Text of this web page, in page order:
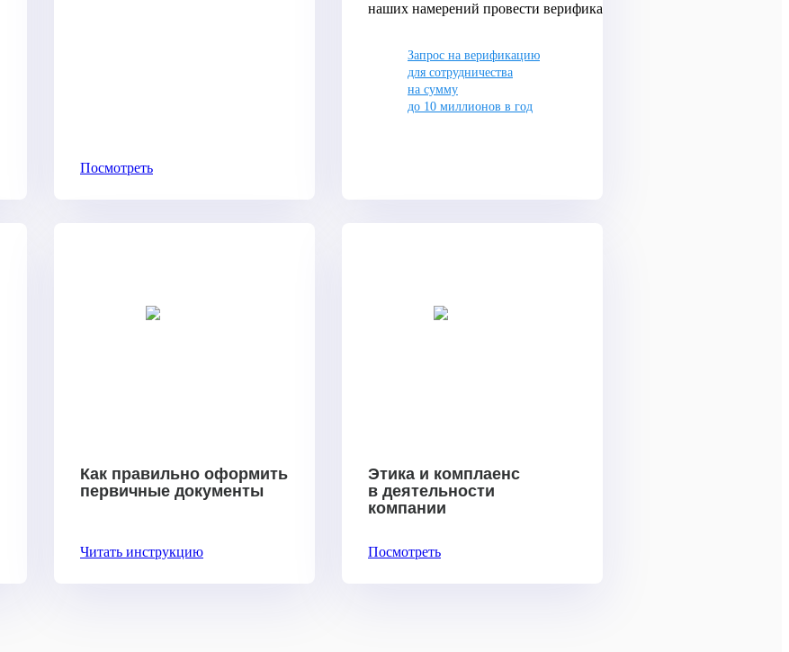
Посмотреть
наших намерений провести верификацию
Запрос на верификацию
для сотрудничества
на сумму
до 10 миллионов в год
Как правильно оформить
первичные документы
Читать инструкцию
Этика и комплаенс
в деятельности
компании
Посмотреть